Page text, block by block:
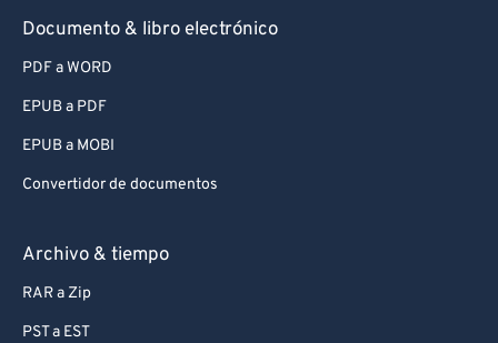
Documento & libro electrónico
PDF a WORD
EPUB a PDF
EPUB a MOBI
Convertidor de documentos
Archivo & tiempo
RAR a Zip
PST a EST